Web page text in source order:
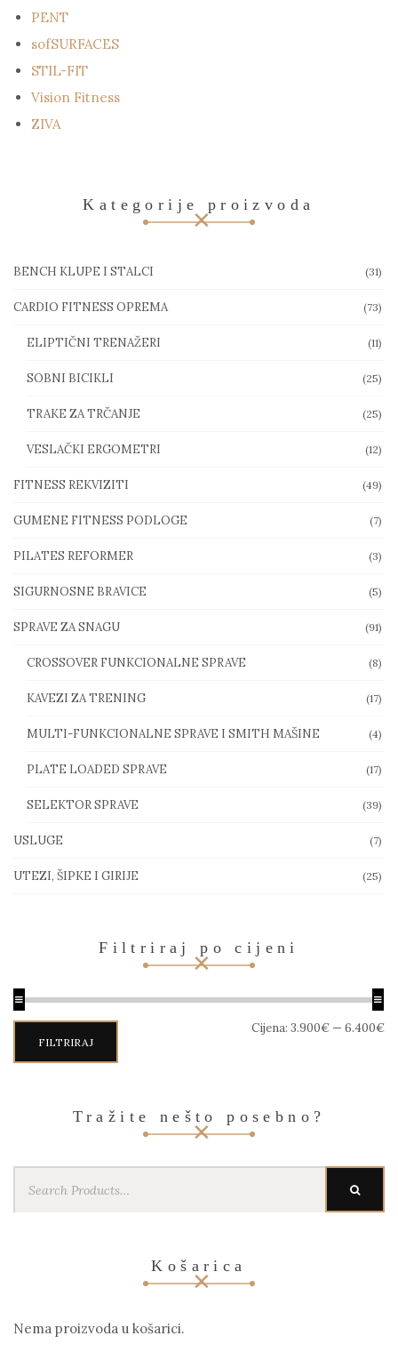
PENT
sofSURFACES
STIL-FIT
Vision Fitness
ZIVA
Kategorije proizvoda
BENCH KLUPE I STALCI (31)
CARDIO FITNESS OPREMA (73)
ELIPTIČNI TRENAŽERI (11)
SOBNI BICIKLI (25)
TRAKE ZA TRČANJE (25)
VESLAČKI ERGOMETRI (12)
FITNESS REKVIZITI (49)
GUMENE FITNESS PODLOGE (7)
PILATES REFORMER (3)
SIGURNOSNE BRAVICE (5)
SPRAVE ZA SNAGU (91)
CROSSOVER FUNKCIONALNE SPRAVE (8)
KAVEZI ZA TRENING (17)
MULTI-FUNKCIONALNE SPRAVE I SMITH MAŠINE (4)
PLATE LOADED SPRAVE (17)
SELEKTOR SPRAVE (39)
USLUGE (7)
UTEZI, ŠIPKE I GIRIJE (25)
Filtriraj po cijeni
Min
cijena
Maks
cijenaFILTRIRAJ
Cijena: 3.900€ — 6.400€
Tražite nešto posebno?
Košarica
Nema proizvoda u košarici.